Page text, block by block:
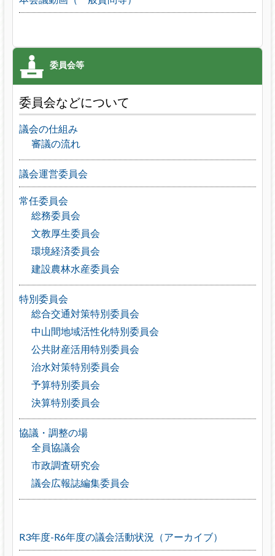
委員会などについて
議会の仕組み
審議の流れ
議会運営委員会
常任委員会
総務委員会
文教厚生委員会
環境経済委員会
建設農林水産委員会
特別委員会
総合交通対策特別委員会
中山間地域活性化特別委員会
公共財産活用特別委員会
治水対策特別委員会
予算特別委員会
決算特別委員会
協議・調整の場
全員協議会
市政調査研究会
議会広報誌編集委員会
R3年度-R6年度の議会活動状況（アーカイブ）